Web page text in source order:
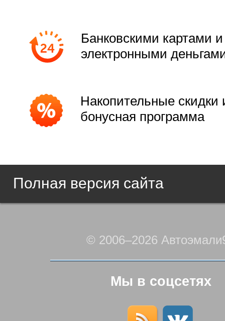
Банковскими картами и
электронными
Накопительные скидки
бонусная программа
Полная версия сайта
© 2006–2026
Мы в соцсетях